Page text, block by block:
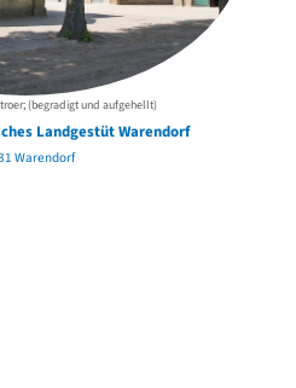
(begradigt und aufgehellt)
Landgestüt Warendorf
Warendorf